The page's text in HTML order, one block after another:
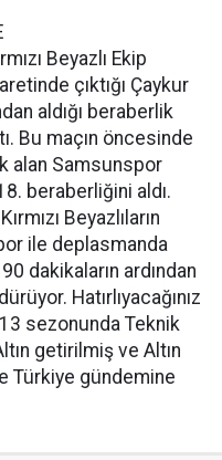
Beyazlı Ekip
çıktığı Çaykur
aldığı beraberlik
Bu maçın öncesinde
alan Samsunspor
beraberliğini aldı.
Beyazlıların
ile deplasmanda
dakikaların ardından
Hatırlıyacağınız
sezonunda Teknik
getirilmiş ve Altın
Türkiye gündemine